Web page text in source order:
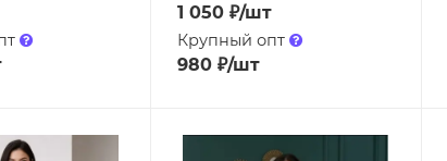
1 050 ₽/шт
Крупный опт
980 ₽/шт